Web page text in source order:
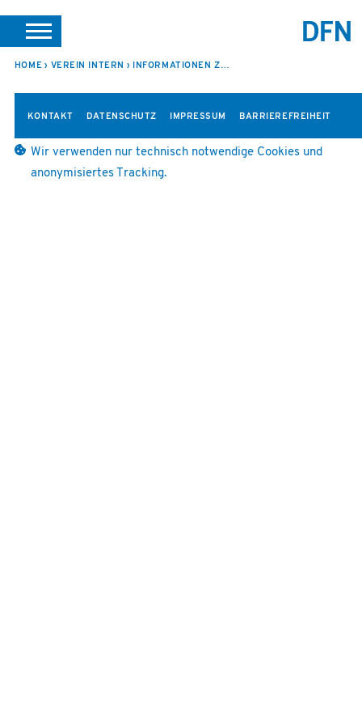
SUCHE PORTALE SUPPORT JOBS LEICHTE SPRACHE
HOME VEREIN INTERN INFORMATIONEN ZUR 35. SITZUNG
KONTAKT DATENSCHUTZ IMPRESSUM BARRIEREFREIHEIT
Wir verwenden nur technisch notwendige Cookies und
anonymisiertes Tracking.